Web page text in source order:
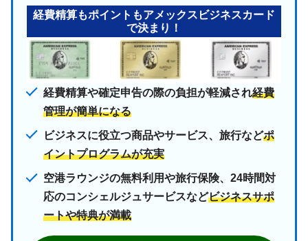
経費精算もポイントもアメックスビジネスカード
で決まり！
経費精算や確定申告の際の負担が軽減され経費
管理が簡単になる
ビジネスに役立つ商品やサービス、旅行などポ
イントプログラムが充実
空港ラウンジの無料利用や旅行保険、24時間対
応のコンシェルジュサービスなどビジネスサポ
ートや特典が満載